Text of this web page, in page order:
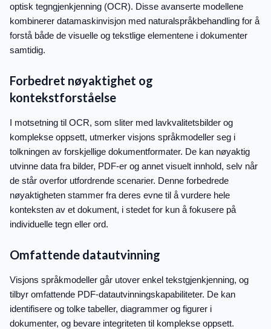
optisk tegngjenkjenning (OCR). Disse avanserte modellene
kombinerer datamaskinvisjon med naturalspråkbehandling for å
forstå både de visuelle og tekstlige elementene i dokumenter
samtidig.
Forbedret nøyaktighet og
kontekstforståelse
I motsetning til OCR, som sliter med lavkvalitetsbilder og
komplekse oppsett, utmerker visjons språkmodeller seg i
tolkningen av forskjellige dokumentformater. De kan nøyaktig
utvinne data fra bilder, PDF-er og annet visuelt innhold, selv når
de står overfor utfordrende scenarier. Denne forbedrede
nøyaktigheten stammer fra deres evne til å vurdere hele
konteksten av et dokument, i stedet for kun å fokusere på
individuelle tegn eller ord.
Omfattende datautvinning
Visjons språkmodeller går utover enkel tekstgjenkjenning, og
tilbyr omfattende PDF-datautvinningskapabiliteter. De kan
identifisere og tolke tabeller, diagrammer og figurer i
dokumenter, og bevare integriteten til komplekse oppsett.